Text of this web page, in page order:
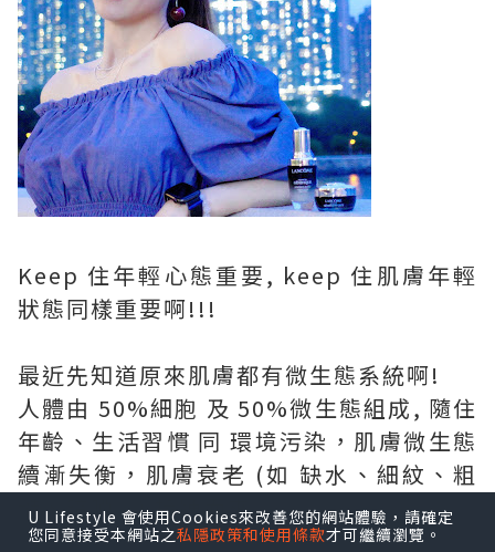
Keep 住年輕心態重要, keep 住肌膚年輕
狀態同樣重要啊!!!
最近先知道原來肌膚都有微生態系統啊!
人體由 50%細胞 及 50%微生態組成, 隨住
年齡、生活習慣 同 環境污染，肌膚微生態
續漸失衡，肌膚衰老 (如 缺水、細紋、粗
糙、暗啞...) 接踵而來...
U Lifestyle 會使用Cookies來改善您的網站體驗，請確定
您同意接受本網站之私隱政策和使用條款才可繼續瀏覽。